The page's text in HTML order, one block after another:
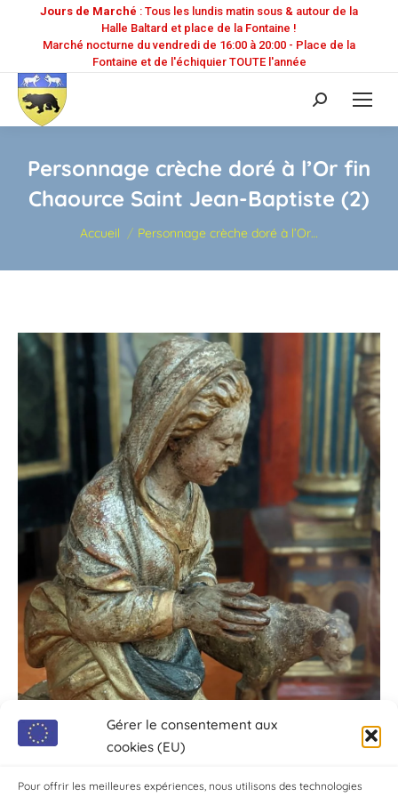
Gérer le consentement aux
cookies (EU)
Pour offrir les meilleures expériences, nous utilisons des technologies
Jours de Marché : Tous les lundis matin sous & autour de la
Halle Baltard et place de la Fontaine !
Marché nocturne du vendredi de 16:00 à 20:00 - Place de la
Fontaine et de l'échiquier TOUTE l'année
Recherche
:
Personnage crèche doré à l’Or fin
Chaource Saint Jean-Baptiste (2)
Vous êtes ici :
Accueil Personnage crèche doré à l’Or…